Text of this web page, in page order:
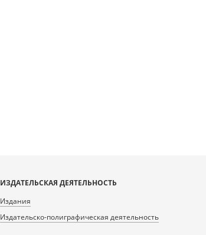
ИЗДАТЕЛЬСКАЯ ДЕЯТЕЛЬНОСТЬ
Издания
Издательско-полиграфическая деятельность